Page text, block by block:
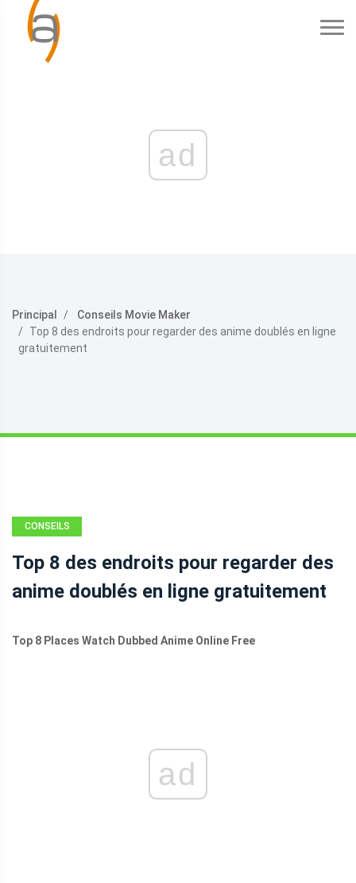
ad
Principal
Conseils Movie Maker
Top 8 des endroits pour regarder des anime doublés en ligne
gratuitement
CONSEILS
Top 8 des endroits pour regarder des
anime doublés en ligne gratuitement
Top 8 Places Watch Dubbed Anime Online Free
ad